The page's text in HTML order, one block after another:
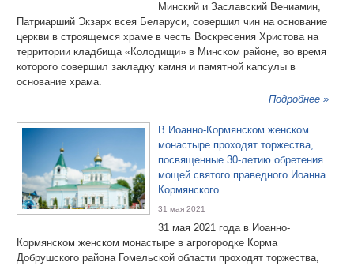
Минский и Заславский Вениамин,
Патриарший Экзарх всея Беларуси, совершил чин на основание
церкви в строящемся храме в честь Воскресения Христова на
территории кладбища «Колодищи» в Минском районе, во время
которого совершил закладку камня и памятной капсулы в
основание храма.
Подробнее »
В Иоанно-Кормянском женском
монастыре проходят торжества,
посвященные 30-летию обретения
мощей святого праведного Иоанна
Кормянского
31 мая 2021
31 мая 2021 года в Иоанно-
Кормянском женском монастыре в агрогородке Корма
Добрушского района Гомельской области проходят торжества,